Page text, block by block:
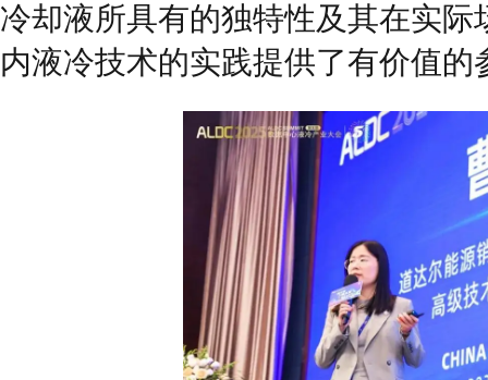
冷却液所具有的独特性及其在实
内液冷技术的实践提供了有价值的